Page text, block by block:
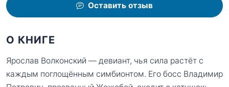
Оставить отзыв
О КНИГЕ
Ярослав Волконский — девиант, чья сила растёт с
каждым поглощённым симбионтом. Его босс Владимир